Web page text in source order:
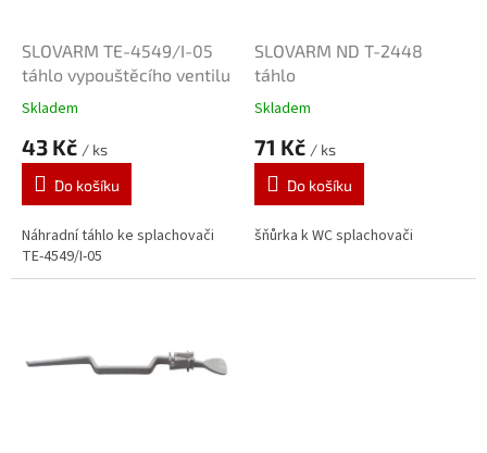
SLOVARM TE-4549/I-05
táhlo vypouštěcího ventilu
Skladem
43 Kč / ks
Do košíku
Náhradní táhlo ke splachovači
TE-4549/I-05
SLOVARM ND T-2448
táhlo
Skladem
71 Kč / ks
Do košíku
šňůrka k WC splachovači